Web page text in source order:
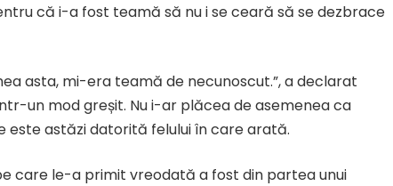
că i-a fost teamă să nu i se ceară să se dezbrace
asta, mi-era teamă de necunoscut.”, a declarat
un mod greșit. Nu i-ar plăcea de asemenea ca
este astăzi datorită felului în care arată.
care le-a primit vreodată a fost din partea unui